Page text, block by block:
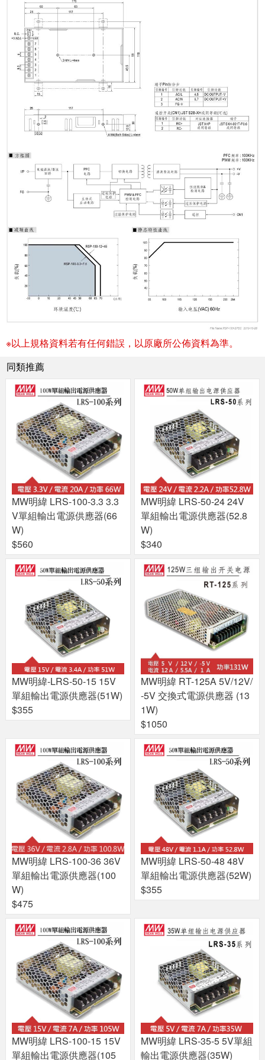
※以上規格資料若有任何錯誤，以原廠所公佈資料為準。
同類推薦
MW明緯 LRS-100-3.3 3.3
V單組輸出電源供應器(66
W)
$560
MW明緯 LRS-50-24 24V
單組輸出電源供應器(52.8
W)
$340
MW明緯-LRS-50-15 15V
單組輸出電源供應器(51W)
$355
MW明緯 RT-125A 5V/12V/
-5V 交換式電源供應器 (13
1W)
$1050
MW明緯 LRS-100-36 36V
單組輸出電源供應器(100
W)
$475
MW明緯 LRS-50-48 48V
單組輸出電源供應器(52W)
$355
MW明緯 LRS-100-15 15V
單組輸出電源供應器(105
MW明緯 LRS-35-5 5V單組
輸出電源供應器(35W)